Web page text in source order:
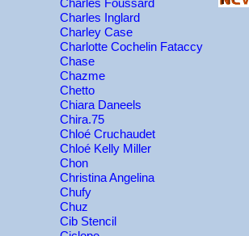
Charles Foussard
Charles Inglard
Charley Case
Charlotte Cochelin Fataccy
Chase
Chazme
Chetto
Chiara Daneels
Chira.75
Chloé Cruchaudet
Chloé Kelly Miller
Chon
Christina Angelina
Chufy
Chuz
Cib Stencil